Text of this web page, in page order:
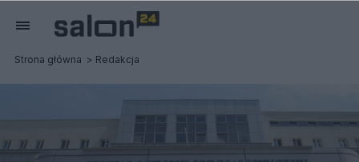
Strona główna Redakcja